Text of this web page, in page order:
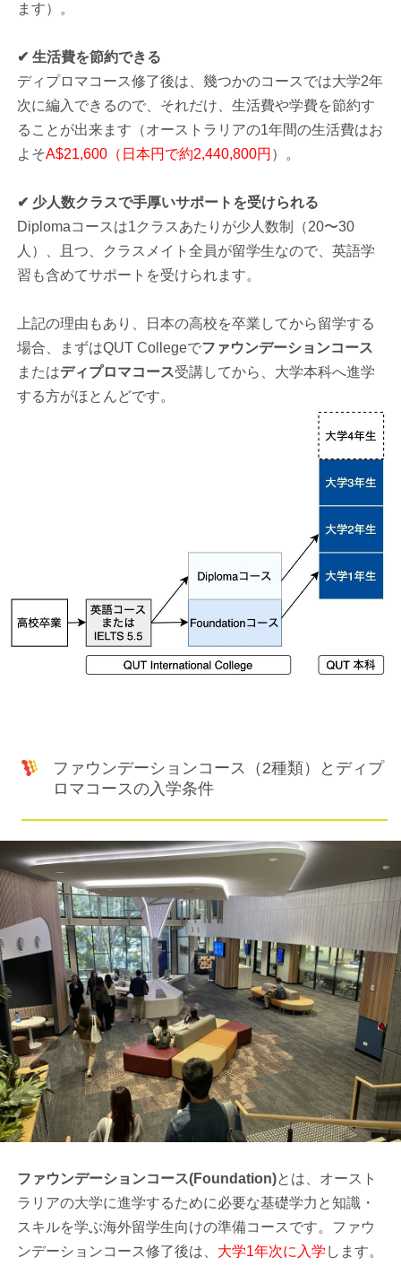
ます）。
✔ 生活費を節約できる
ディプロマコース修了後は、幾つかのコースでは大学2年
次に編入できるので、それだけ、生活費や学費を節約す
ることが出来ます（オーストラリアの1年間の生活費はお
よそA$21,600（日本円で約2,440,800円 ）。
✔ 少人数クラスで手厚いサポートを受けられる
Diplomaコースは1クラスあたりが少人数制（20〜30
人）、且つ、クラスメイト全員が留学生なので、英語学
習も含めてサポートを受けられます。
上記の理由もあり、日本の高校を卒業してから留学する
場合、まずはQUT Collegeでファウンデーションコース
またはディプロマコース受講してから、大学本科へ進学
する方がほとんどです。
ファウンデーションコース（2種類）とディプ
ロマコースの入学条件
ファウンデーションコース(Foundation)とは、オースト
ラリアの大学に進学するために必要な基礎学力と知識・
スキルを学ぶ海外留学生向けの準備コースです。ファウ
ンデーションコース修了後は、 大学1年次に入学 します。